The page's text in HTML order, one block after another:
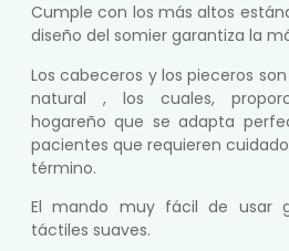
Cumple con los más altos
diseño del somier garantiza la
Los cabeceros y los pieceros
natural , los cuales,
hogareño que se adapta
pacientes que requieren
término.
El mando muy fácil de usar
táctiles suaves.